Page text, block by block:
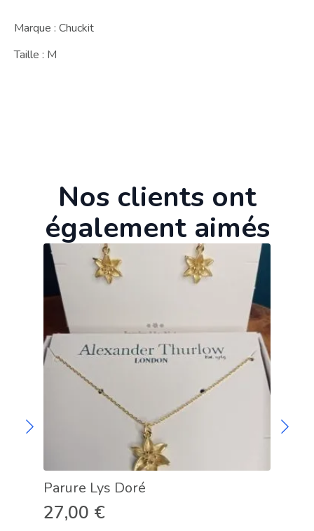
Marque : Chuckit
Taille : M
Nos clients ont
également aimés
Parure Lys Doré
27,00 €